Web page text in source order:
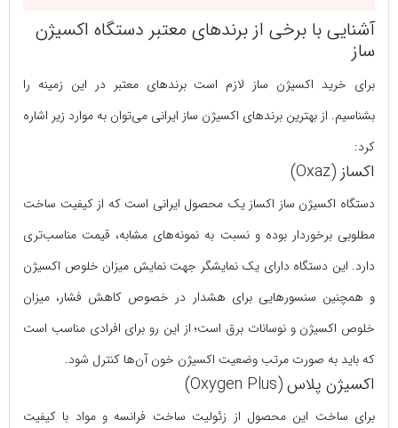
آشنایی با برخی از برندهای معتبر دستگاه اکسیژن
ساز
برای خرید اکسیژن ساز لازم است برندهای معتبر در این زمینه را
بشناسیم. از بهترین برندهای اکسیژن ساز ایرانی می‌توان به موارد زیر اشاره
کرد:
اکساز (Oxaz)
دستگاه اکسیژن ساز اکساز یک محصول ایرانی است که از کیفیت ساخت
مطلوبی برخوردار بوده و نسبت به نمونه‌های مشابه، قیمت مناسب‌تری
دارد. این دستگاه دارای یک نمایشگر جهت نمایش میزان خلوص اکسیژن
و همچنین سنسورهایی برای هشدار در خصوص کاهش فشار، میزان
خلوص اکسیژن و نوسانات برق است؛ از این رو برای افرادی مناسب است
که باید به صورت مرتب وضعیت اکسیژن خون آن‌ها کنترل شود.
اکسیژن پلاس (Oxygen Plus)
برای ساخت این محصول از زئولیت ساخت فرانسه و مواد با کیفیت